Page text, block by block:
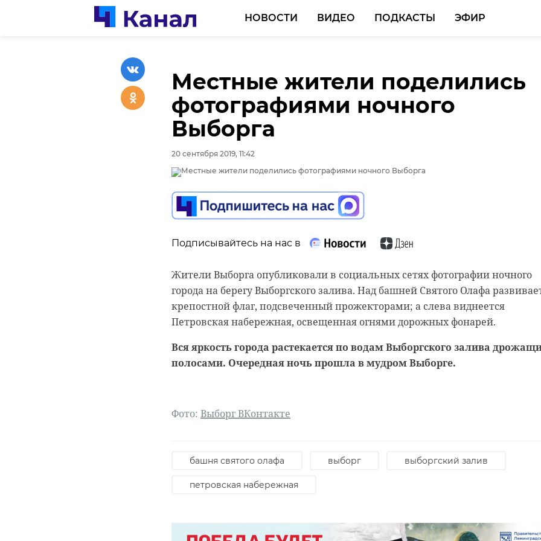
НОВОСТИ ВИДЕО ПОДКАСТЫ ЭФИР
Местные жители поделились
фотографиями ночного
Выборга
20 сентября 2019, 11:42
Подписывайтесь на нас в
Жители Выборга опубликовали в социальных сетях фотографии ночного
города на берегу Выборгского залива. Над башней Святого Олафа
крепостной флаг, подсвеченный прожекторами; а слева виднеется
Петровская набережная, освещенная огнями дорожных фонарей.
Вся яркость города растекается по водам Выборгского залива
полосами. Очередная ночь прошла в мудром Выборге.
Фото: Выборг ВКонтакте
башня святого олафа выборг выборгский залив
петровская набережная
0:00 / 0:00
В Белгородской области
собаку
0:00 / 0:00
В Гатчинском районе
“особняк с привидениями” XIX
века